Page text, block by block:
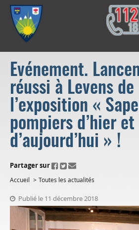
Evénement.
réussi à Levens de
l’exposition «
pompiers d’hier et
d’aujourd’hui » !
ui.fo.accessibility.echappement.partage
Partager sur
Accueil Toutes les actualités
Publié le 11 décembre 2018